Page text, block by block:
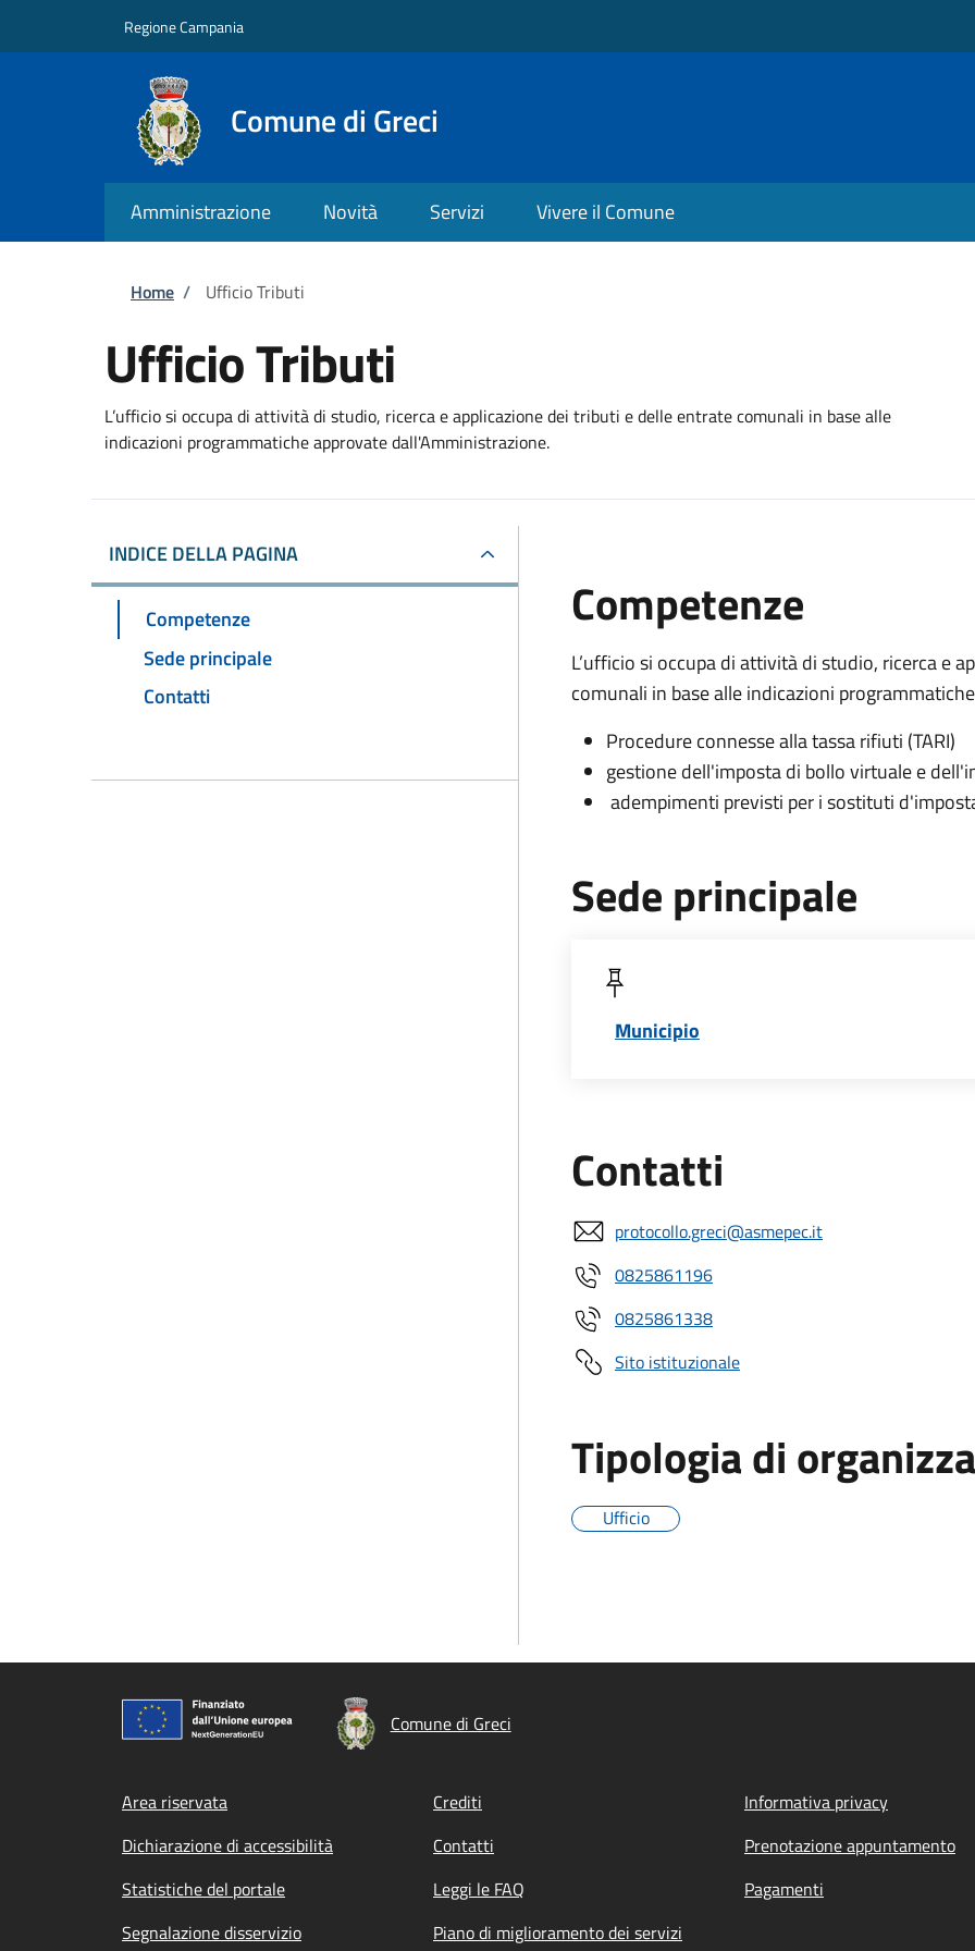
Regione Campania
Comune di Greci
Amministrazione Novità Servizi Vivere il Comune
Briciole di pane
Home / Ufficio Tributi
Ufficio Tributi
L’ufficio si occupa di attività di studio, ricerca e applicazione dei tributi e delle entrate comunali in base alle
indicazioni programmatiche approvate dall'Amministrazione.
INDICE DELLA PAGINA
Competenze
Sede principale
Contatti
Competenze
L’ufficio si occupa di attività di studio, ricerca e
comunali in base alle indicazioni
Procedure connesse alla tassa rifiuti (TARI)
gestione dell'imposta di bollo virtuale e
adempimenti previsti per i sostituti
Sede principale
Municipio
Contatti
protocollo.greci@asmepec.it
0825861196
0825861338
Sito istituzionale
Tipologia di
Ufficio
Comune di Greci
Footer menu
Area riservata Crediti Informativa privacy
Dichiarazione di accessibilità
Contatti Prenotazione appuntamento
Statistiche del portale
Leggi le FAQ Pagamenti
Segnalazione disservizio
Piano di miglioramento dei servizi